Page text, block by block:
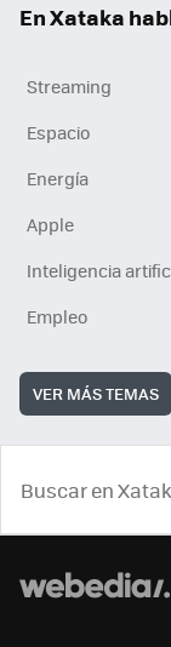
En Xataka
Streaming
Espacio
Energía
Apple
Inteligencia
Empleo
VER MÁS TEMAS